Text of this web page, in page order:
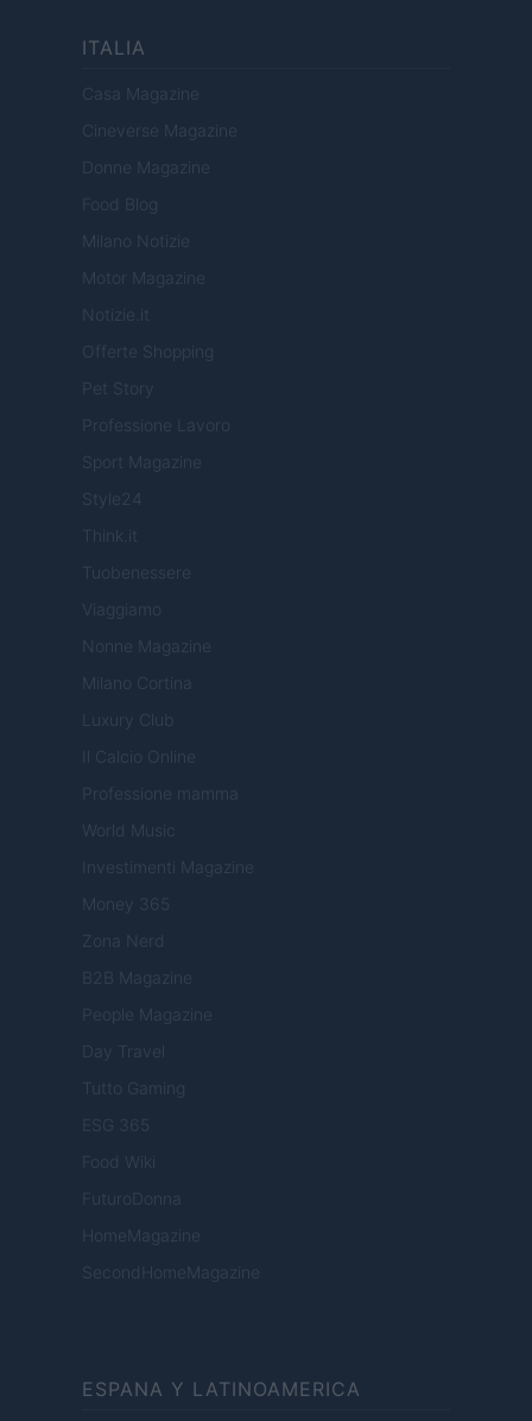
ITALIA
Casa Magazine
Cineverse Magazine
Donne Magazine
Food Blog
Milano Notizie
Motor Magazine
Notizie.it
Offerte Shopping
Pet Story
Professione Lavoro
Sport Magazine
Style24
Think.it
Tuobenessere
Viaggiamo
Nonne Magazine
Milano Cortina
Luxury Club
Il Calcio Online
Professione mamma
World Music
Investimenti Magazine
Money 365
Zona Nerd
B2B Magazine
People Magazine
Day Travel
Tutto Gaming
ESG 365
Food Wiki
FuturoDonna
HomeMagazine
SecondHomeMagazine
ESPANA Y LATINOAMERICA